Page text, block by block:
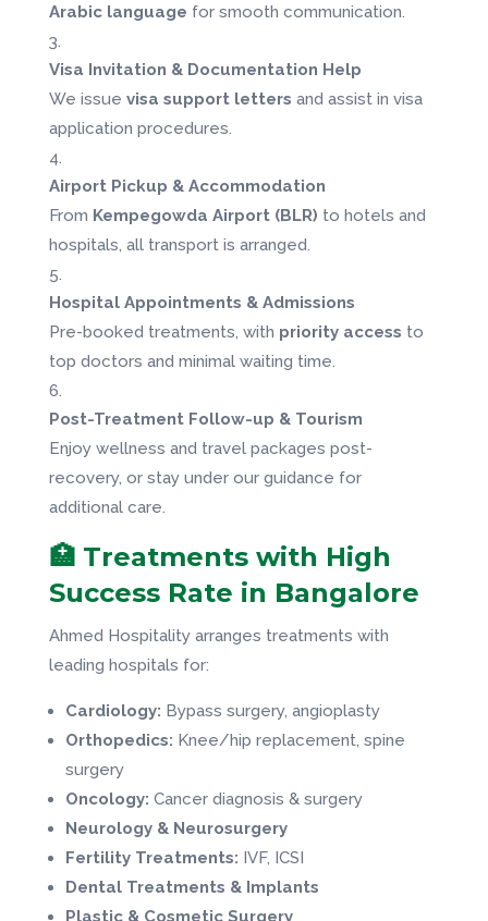
Arabic language for smooth communication.
Visa Invitation & Documentation Help
We issue visa support letters and assist in visa
application procedures.
Airport Pickup & Accommodation
From Kempegowda Airport (BLR) to hotels and
hospitals, all transport is arranged.
Hospital Appointments & Admissions
Pre-booked treatments, with priority access to
top doctors and minimal waiting time.
Post-Treatment Follow-up & Tourism
Enjoy wellness and travel packages post-
recovery, or stay under our guidance for
additional care.
🏥 Treatments with High
Success Rate in Bangalore
Ahmed Hospitality arranges treatments with
leading hospitals for:
Cardiology: Bypass surgery, angioplasty
Orthopedics: Knee/hip replacement, spine
surgery
Oncology: Cancer diagnosis & surgery
Neurology & Neurosurgery
Fertility Treatments: IVF, ICSI
Dental Treatments & Implants
Plastic & Cosmetic Surgery